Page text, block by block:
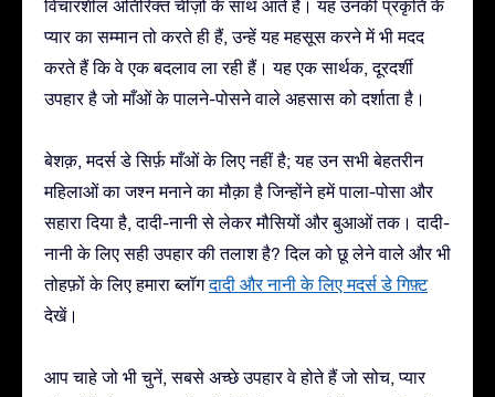
विचारशील अतिरिक्त चीज़ों के साथ आते हैं। यह उनकी प्रकृति के
प्यार का सम्मान तो करते ही हैं, उन्हें यह महसूस करने में भी मदद
करते हैं कि वे एक बदलाव ला रही हैं। यह एक सार्थक, दूरदर्शी
उपहार है जो माँओं के पालने-पोसने वाले अहसास को दर्शाता है।
बेशक़, मदर्स डे सिर्फ़ माँओं के लिए नहीं है; यह उन सभी बेहतरीन
महिलाओं का जश्न मनाने का मौक़ा है जिन्होंने हमें पाला-पोसा और
सहारा दिया है, दादी-नानी से लेकर मौसियों और बुआओं तक। दादी-
नानी के लिए सही उपहार की तलाश है? दिल को छू लेने वाले और भी
तोहफ़ों के लिए हमारा ब्लॉगदादी और नानी के लिए मदर्स डे गिफ़्ट
देखें।
आप चाहे जो भी चुनें, सबसे अच्छे उपहार वे होते हैं जो सोच, प्यार